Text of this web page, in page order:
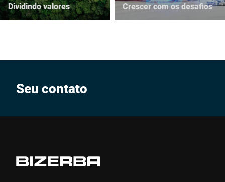
Dividindo valores
Crescer com os desafios
Seu contato